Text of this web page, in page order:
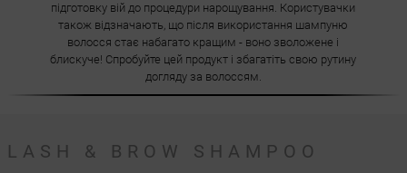
підготовку вій до процедури нарощування. Користувачки
також відзначають, що після використання шампуню
волосся стає набагато кращим - воно зволожене і
блискуче! Спробуйте цей продукт і збагатіть свою рутину
догляду за волоссям.
LASH & BROW SHAMPOO